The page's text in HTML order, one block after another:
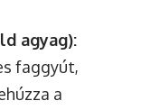
agyag):
faggyút,
a